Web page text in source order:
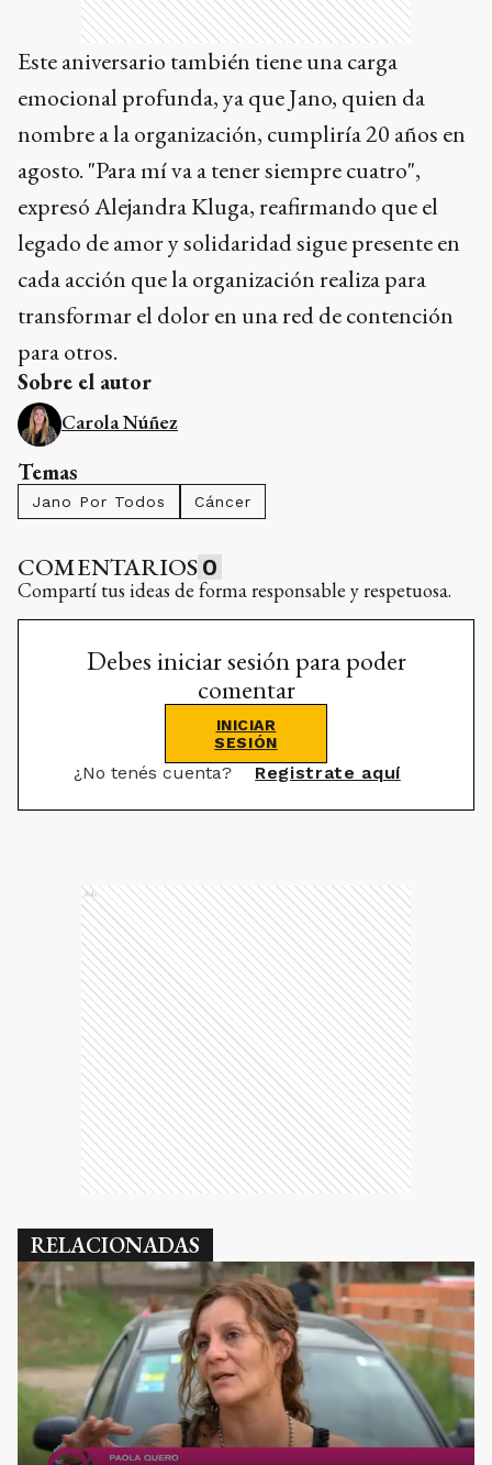
Este aniversario también tiene una carga
emocional profunda, ya que Jano, quien da
nombre a la organización, cumpliría 20 años en
agosto. "Para mí va a tener siempre cuatro",
expresó Alejandra Kluga, reafirmando que el
legado de amor y solidaridad sigue presente en
cada acción que la organización realiza para
transformar el dolor en una red de contención
para otros.
Sobre el autor
Carola Núñez
Temas
Jano Por Todos Cáncer
COMENTARIOS 0
Compartí tus ideas de forma responsable y respetuosa.
Debes iniciar sesión para poder
comentar
INICIAR
SESIÓN
¿No tenés cuenta? Registrate aquí
Ads
RELACIONADAS